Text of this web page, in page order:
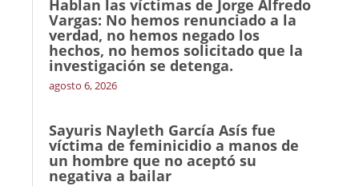
Hablan las víctimas de Jorge Alfredo
Vargas: No hemos renunciado a la
verdad, no hemos negado los
hechos, no hemos solicitado que la
investigación se detenga.
agosto 6, 2026
Sayuris Nayleth García Asís fue
víctima de feminicidio a manos de
un hombre que no aceptó su
negativa a bailar